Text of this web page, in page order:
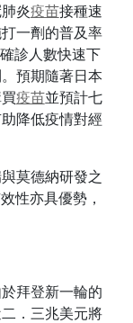
炎疫苗接種速
一劑的普及率
診人數快速下
預期隨著日本
疫苗並預計七
降低疫情對經
莫德納研發之
性亦具優勢，
拜登新一輪的
．三兆美元將